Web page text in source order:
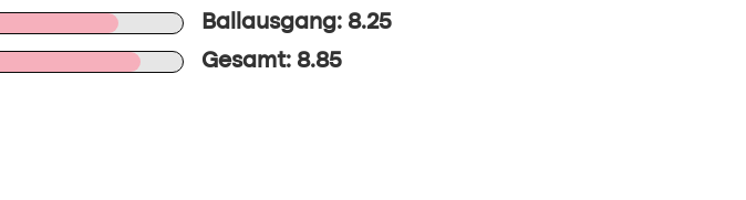
Ballausgang: 8.25
Gesamt: 8.85